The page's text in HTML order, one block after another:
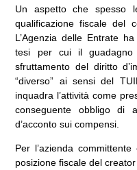
Un aspetto che spesso
qualificazione fiscale del
L’Agenzia delle Entrate
tesi per cui il guadagno
sfruttamento del diritto
“diverso” ai sensi del
inquadra l’attività come
conseguente obbligo di
d’acconto sui compensi.
Per l’azienda
posizione fiscale del